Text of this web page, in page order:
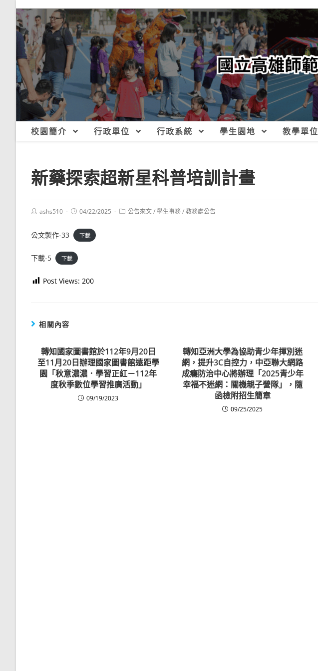
校園簡介 行政單位 行政系統 學生園地 教學單位
新藥探索超新星科普培訓計畫
Postashs510
Post04/22/2025
Post公告來文/學生事務/教務處公告
公文製作-33 下載
下載-5 下載
Post Views: 200
相關內容
轉知國家圖書館於112年9月20日
至11月20日辦理國家圖書館遠距學
園「秋意濃濃．學習正紅－112年
度秋季數位學習推廣活動」
09/19/2023
轉知亞洲大學為協助青少年揮別迷
網，提升3C自控力，中亞聯大網路
成癮防治中心將辦理「2025青少年
幸福不迷網：關機親子營隊」，隨
函檢附招生簡章
09/25/2025